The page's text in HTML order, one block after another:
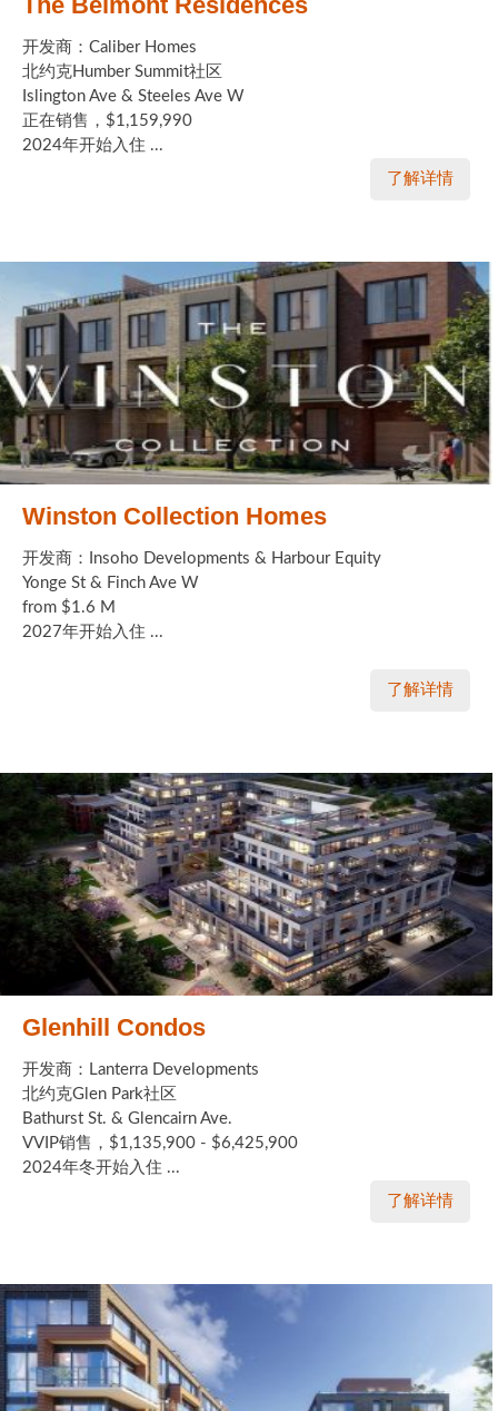
开发商：Caliber Homes
北约克Humber Summit社区
Islington Ave & Steeles Ave W
正在销售，$1,159,990
2024年开始入住 ...
了解详情
Winston Collection Homes
开发商：Insoho Developments & Harbour Equity
Yonge St & Finch Ave W
from $1.6 M
2027年开始入住 ...
了解详情
Glenhill Condos
开发商：Lanterra Developments
北约克Glen Park社区
Bathurst St. & Glencairn Ave.
VVIP销售，$1,135,900 - $6,425,900
2024年冬开始入住 ...
了解详情